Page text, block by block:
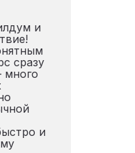
и
сразу
много
и